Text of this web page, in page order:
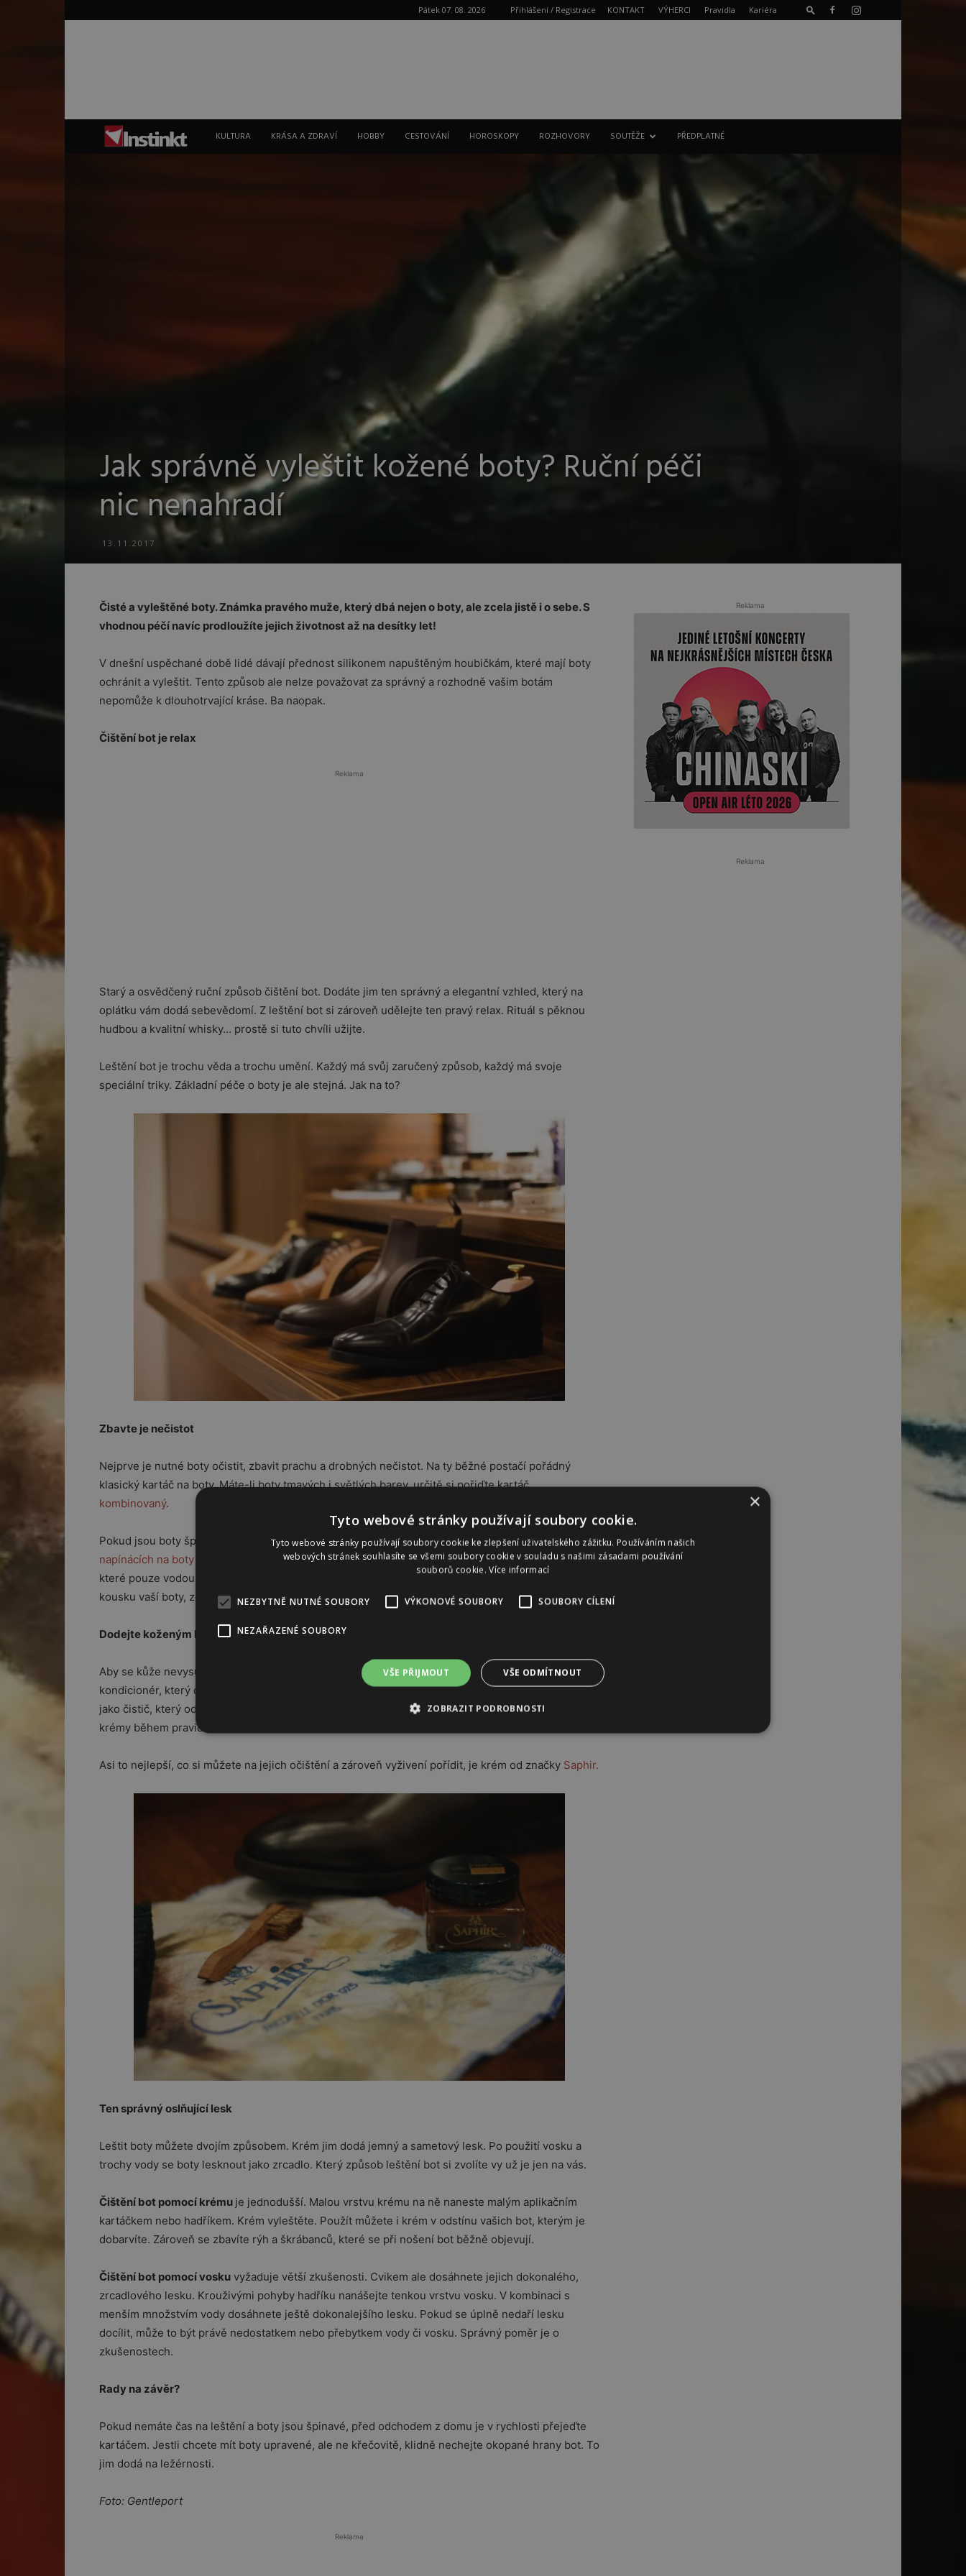
Pátek 07. 08. 2026 Přihlášení / Registrace KONTAKT VÝHERCI Pravidla Kariéra
Instinkt
KULTURA KRÁSA A ZDRAVÍ HOBBY CESTOVÁNÍ HOROSKOPY ROZHOVORY SOUTĚŽE PŘEDPLATNÉ
Jak správně vyleštit kožené boty? Ruční péči
nic nenahradí
13.11.2017
Čisté a vyleštěné boty. Známka pravého muže, který dbá nejen o boty, ale zcela jistě i o sebe. S
vhodnou péčí navíc prodloužíte jejich životnost až na desítky let!
V dnešní uspěchané době lidé dávají přednost silikonem napuštěným houbičkám, které mají boty
ochránit a vyleštit. Tento způsob ale nelze považovat za správný a rozhodně vašim botám
nepomůže k dlouhotrvající kráse. Ba naopak.
Čištění bot je relax
Reklama
Starý a osvědčený ruční způsob čištění bot. Dodáte jim ten správný a elegantní vzhled, který na
oplátku vám dodá sebevědomí. Z leštění bot si zároveň udělejte ten pravý relax. Rituál s pěknou
hudbou a kvalitní whisky… prostě si tuto chvíli užijte.
Leštění bot je trochu věda a trochu umění. Každý má svůj zaručený způsob, každý má svoje
speciální triky. Základní péče o boty je ale stejná. Jak na to?
Zbavte je nečistot
Nejprve je nutné boty očistit, zbavit prachu a drobných nečistot. Na ty běžné postačí pořádný
klasický kartáč na boty. Máte-li boty tmavých i světlých barev, určitě si pořiďte kartáč
kombinovaný.
Pokud jsou boty špinavé od bláta či další špíny, omyjte je vodou. Nechejte je ale poté uschnout na
napínácích na boty za pokojové teploty, aby vaše boty neztratily tvar. Pokud i tak najdete skvrny,
které pouze vodou vyčistit nejdou, použijte
. Ten ale nejprve otestujte na skrytém
kousku vaší boty, zda nereaguje agresivně.
Dodejte koženým botám živiny
Aby se kůže nevysušila a nepopraskala, je nutné nejprve vašim botám dodat živiny. Použijte
kondicionér, který dokonale vyživí kůži na švech vašich kožených bot. Zároveň kondicionér slouží
jako čistič, který odstraní zbytky starého krému. Doporučuje se používat jako základ pod vosky a
krémy během pravidelného čištění bot.
Asi to nejlepší, co si můžete na jejich očištění a zároveň vyživení pořídit, je krém od značky Saphir.
Ten správný oslňující lesk
Leštit boty můžete dvojím způsobem. Krém jim dodá jemný a sametový lesk. Po použití vosku a
trochy vody se boty lesknout jako zrcadlo. Který způsob leštění bot si zvolíte vy už je jen na vás.
Čištění bot pomocí krému je jednodušší. Malou vrstvu krému na ně naneste malým aplikačním
kartáčkem nebo hadříkem. Krém vyleštěte. Použít můžete i krém v odstínu vašich bot, kterým je
dobarvíte. Zároveň se zbavíte rýh a škrábanců, které se při nošení bot běžně objevují.
Čištění bot pomocí vosku vyžaduje větší zkušenosti. Cvikem ale dosáhnete jejich dokonalého,
zrcadlového lesku. Krouživými pohyby hadříku nanášejte tenkou vrstvu vosku. V kombinaci s
menším množstvím vody dosáhnete ještě dokonalejšího lesku. Pokud se úplně nedaří lesku
docílit, může to být právě nedostatkem nebo přebytkem vody či vosku. Správný poměr je o
zkušenostech.
Rady na závěr?
Pokud nemáte čas na leštění a boty jsou špinavé, před odchodem z domu je v rychlosti přejeďte
kartáčem. Jestli chcete mít boty upravené, ale ne křečovitě, klidně nechejte okopané hrany bot. To
jim dodá na ležérnosti.
Foto: Gentleport
Reklama
Reklama
Reklama
×
Tyto webové stránky používají soubory cookie.
Tyto webové stránky používají soubory cookie ke zlepšení uživatelského zážitku. Používáním našich
webových stránek souhlasíte se všemi soubory cookie v souladu s našimi zásadami používání
souborů cookie.Více informací
NEZBYTNĚ NUTNÉ SOUBORY VÝKONOVÉ SOUBORY SOUBORY CÍLENÍ
NEZAŘAZENÉ SOUBORY
VŠE PŘIJMOUT VŠE ODMÍTNOUT
ZOBRAZIT PODROBNOSTI